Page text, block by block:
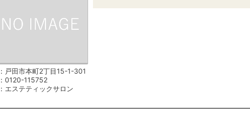
戸田市本町2丁目15-1-301
0120-115752
エステティックサロン